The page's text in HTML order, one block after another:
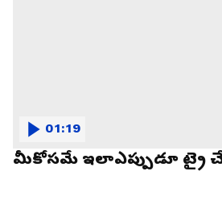
మీకోసమే ఇలాఎప్పుడూ ట్రై
01:19